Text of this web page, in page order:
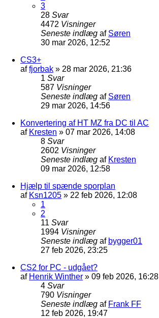
3
28 Svar
4472 Visninger
Seneste indlæg af Søren
30 mar 2026, 12:52
CS3+
affjorbak » 28 mar 2026, 21:36
1 Svar
587 Visninger
Seneste indlæg af Søren
29 mar 2026, 14:56
Konvertering af HT MZ fra DC til AC
af Kresten » 07 mar 2026, 14:08
8 Svar
2602 Visninger
Seneste indlæg af Kresten
09 mar 2026, 12:58
Hjælp til spænde sporplan
af Ksn1205 » 22 feb 2026, 12:08
1
2
11 Svar
1994 Visninger
Seneste indlæg af bygger01
27 feb 2026, 23:25
CS2 for PC - udgået?
af Henrik Winther » 09 feb 2026, 16:28
4 Svar
790 Visninger
Seneste indlæg af Frank FF
12 feb 2026, 19:47